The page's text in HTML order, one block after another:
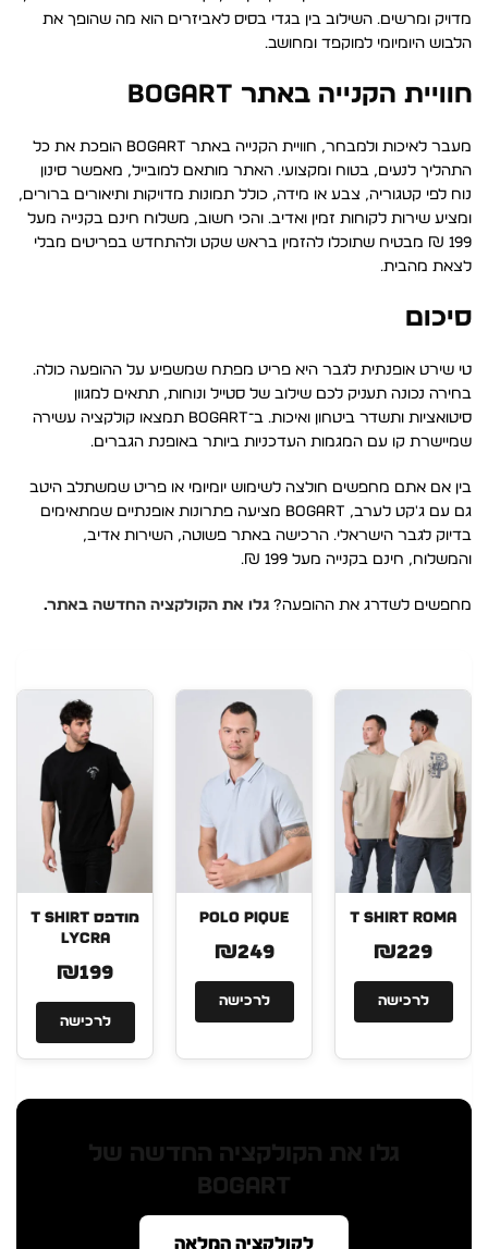
מדויק ומרשים. השילוב בין בגדי בסיס לאביזרים הוא מה שהופך את
הלבוש היומיומי למוקפד ומחושב.
חוויית הקנייה באתר BOGART
מעבר לאיכות ולמבחר, חוויית הקנייה באתר BOGART הופכת את כל
התהליך לנעים, בטוח ומקצועי. האתר מותאם למובייל, מאפשר סינון
נוח לפי קטגוריה, צבע או מידה, כולל תמונות מדויקות ותיאורים ברורים,
ומציע שירות לקוחות זמין ואדיב. והכי חשוב, משלוח חינם בקנייה מעל
199 ₪ מבטיח שתוכלו להזמין בראש שקט ולהתחדש בפריטים מבלי
לצאת מהבית.
סיכום
טי שירט אופנתית לגבר היא פריט מפתח שמשפיע על ההופעה כולה.
בחירה נכונה תעניק לכם שילוב של סטייל ונוחות, תתאים למגוון
סיטואציות ותשדר ביטחון ואיכות. ב־BOGART תמצאו קולקציה עשירה
שמיישרת קו עם המגמות העדכניות ביותר באופנת הגברים.
בין אם אתם מחפשים חולצה לשימוש יומיומי או פריט שמשתלב היטב
גם עם ג'קט לערב, BOGART מציעה פתרונות אופנתיים שמתאימים
בדיוק לגבר הישראלי. הרכישה באתר פשוטה, השירות אדיב,
והמשלוח, חינם בקנייה מעל 199 ₪.
מחפשים לשדרג את ההופעה? גלו את הקולקציה החדשה באתר.
T SHIRT ROMA
₪229
לרכישה
POLO PIQUE
₪249
לרכישה
מודפס T SHIRT
LYCRA
₪199
לרכישה
גלו את הקולקציה החדשה של
BOGART
לקולקציה המלאה